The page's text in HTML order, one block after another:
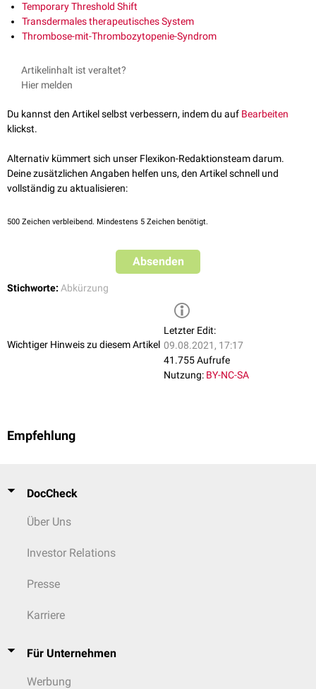
Temporary Threshold Shift
Transdermales therapeutisches System
Thrombose-mit-Thrombozytopenie-Syndrom
Artikelinhalt ist veraltet?
Hier melden
Du kannst den Artikel selbst verbessern, indem du auf Bearbeiten
klickst.
Alternativ kümmert sich unser Flexikon-Redaktionsteam darum.
Deine zusätzlichen Angaben helfen uns, den Artikel schnell und
vollständig zu aktualisieren:
500 Zeichen verbleibend. Mindestens 5 Zeichen benötigt.
Absenden
Stichworte: Abkürzung
Wichtiger Hinweis zu diesem Artikel
Letzter Edit:
09.08.2021, 17:17
41.755 Aufrufe
Nutzung: BY-NC-SA
Empfehlung
DocCheck
Über Uns
Investor Relations
Presse
Karriere
Für Unternehmen
Werbung